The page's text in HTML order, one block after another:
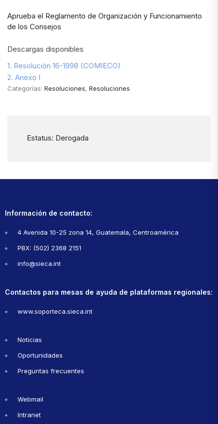
Aprueba el Reglamento de Organización y Funcionamiento
de los Consejos
Descargas disponibles
1. Resolución 16-1998 (COMIECO)
2. Anexo I
Categorías: Resoluciones, Resoluciones
Estatus: Derogada
Información de contacto:
4 Avenida 10-25 zona 14, Guatemala, Centroamérica
PBX: (502) 2368 2151
info@sieca.int
Contactos para mesas de ayuda de plataformas regionales:
www.soporteca.sieca.int
Noticias
Oportunidades
Preguntas frecuentes
Webmail
Intranet